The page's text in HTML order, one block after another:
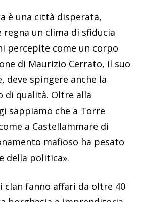
è una città disperata,
un clima di sfiducia
percepite come un corpo
di Maurizio Cerrato, il suo
deve spingere anche la
di qualità. Oltre alla
sappiamo che a Torre
a Castellammare di
mafioso ha pesato
della politica».
clan fanno affari da oltre 40